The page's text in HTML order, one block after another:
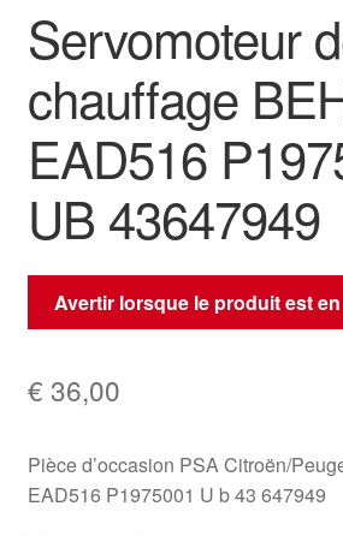
Servomoteur
chauffage
EAD516
UB 43647949
Avertir lorsque le produit est
€ 36,00
Pièce d’occasion PSA Citroën/
EAD516 P1975001 U b 43 647949